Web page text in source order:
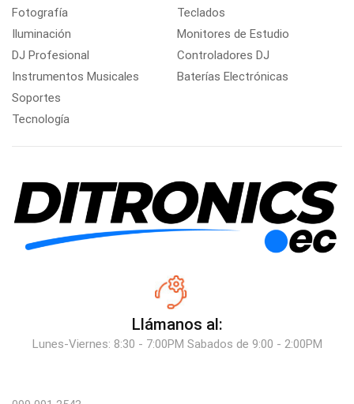
Fotografía
Iluminación
DJ Profesional
Instrumentos Musicales
Soportes
Tecnología
Teclados
Monitores de Estudio
Controladores DJ
Baterías Electrónicas
Llámanos al:
Lunes-Viernes: 8:30 - 7:00PM Sabados de 9:00 - 2:00PM